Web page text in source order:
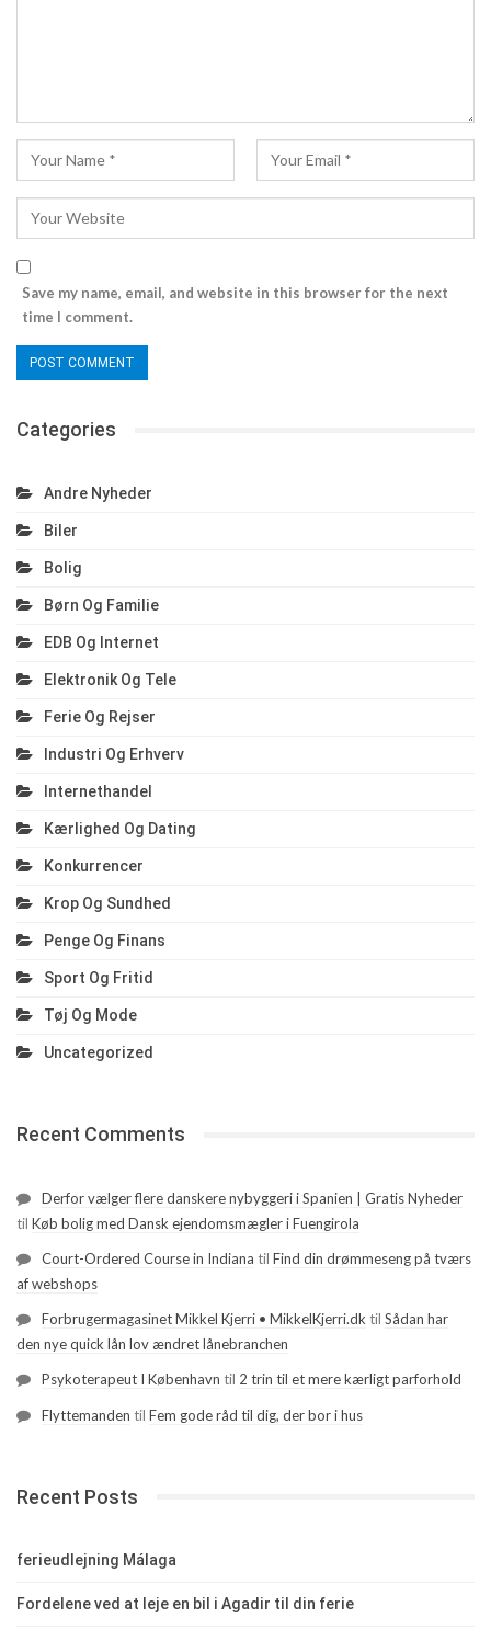
Save my name, email, and website in this browser for the next
time I comment.
Categories
Andre Nyheder
Biler
Bolig
Børn Og Familie
EDB Og Internet
Elektronik Og Tele
Ferie Og Rejser
Industri Og Erhverv
Internethandel
Kærlighed Og Dating
Konkurrencer
Krop Og Sundhed
Penge Og Finans
Sport Og Fritid
Tøj Og Mode
Uncategorized
Recent Comments
Derfor vælger flere danskere nybyggeri i Spanien | Gratis Nyheder
til Køb bolig med Dansk ejendomsmægler i Fuengirola
Court-Ordered Course in Indiana til Find din drømmeseng på tværs
af webshops
Forbrugermagasinet Mikkel Kjerri • MikkelKjerri.dk til Sådan har
den nye quick lån lov ændret lånebranchen
Psykoterapeut I København til 2 trin til et mere kærligt parforhold
Flyttemanden til Fem gode råd til dig, der bor i hus
Recent Posts
ferieudlejning Málaga
Fordelene ved at leje en bil i Agadir til din ferie